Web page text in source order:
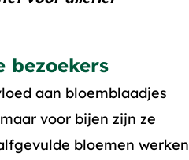
bezoekers
aan bloemblaadjes
voor bijen zijn ze
bloemen werken